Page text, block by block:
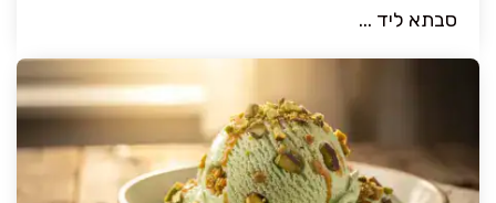
סבתא ליד ...